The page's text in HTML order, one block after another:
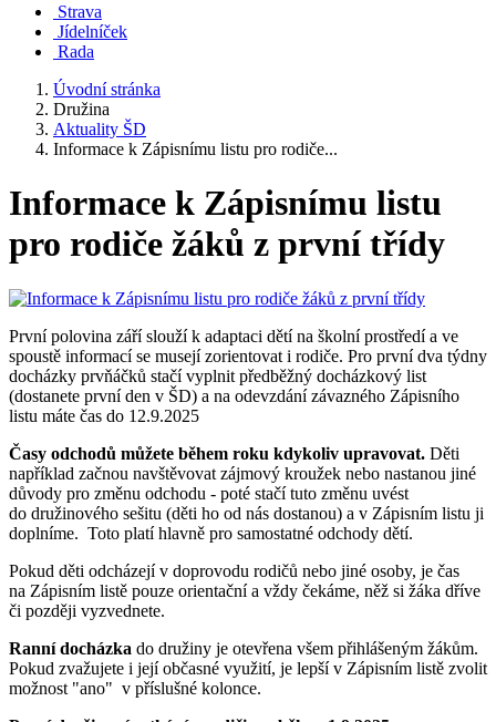
Strava
Jídelníček
Rada
Úvodní stránka
Družina
Aktuality ŠD
Informace k Zápisnímu listu pro rodiče...
Informace k Zápisnímu listu
pro rodiče žáků z první třídy
První polovina září slouží k adaptaci dětí na školní prostředí a ve
spoustě informací se musejí zorientovat i rodiče. Pro první dva týdny
docházky prvňáčků stačí vyplnit předběžný docházkový list
(dostanete první den v ŠD) a na odevzdání závazného Zápisního
listu máte čas do 12.9.2025
Časy odchodů můžete během roku kdykoliv upravovat. Děti
například začnou navštěvovat zájmový kroužek nebo nastanou jiné
důvody pro změnu odchodu - poté stačí tuto změnu uvést
do družinového sešitu (děti ho od nás dostanou) a v Zápisním listu ji
doplníme. Toto platí hlavně pro samostatné odchody dětí.
Pokud děti odcházejí v doprovodu rodičů nebo jiné osoby, je čas
na Zápisním listě pouze orientační a vždy čekáme, něž si žáka dříve
či později vyzvednete.
Ranní docházka do družiny je otevřena všem přihlášeným žákům.
Pokud zvažujete i její občasné využití, je lepší v Zápisním listě zvolit
možnost "ano" v příslušné kolonce.